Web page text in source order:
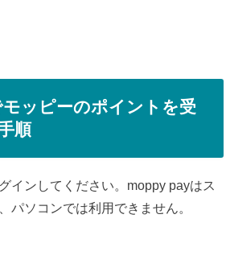
ッピーのポイントを受
順
インしてください。moppy payはス
パソコンでは利用できません。